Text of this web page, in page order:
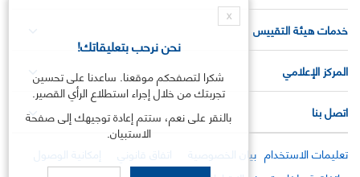
خدمات هيئة التقييس
المركز الإعلامي
اتصل بنا
تعليمات الاستخدام بيان الخصوصية اتفاق قانوني
إمكانية الوصول
X
نحن نرحب بتعليقاتك!
شكرا لتصفحكم موقعنا. ساعدنا على تحسين
تجربتك من خلال إجراء استطلاع الرأي القصير.
بالنقر على نعم، ستتم إعادة توجيهك إلى صفحة
الاستبيان.